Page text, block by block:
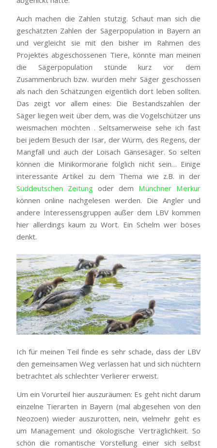
Auch machen die Zahlen stutzig. Schaut man sich die
geschätzten Zahlen der Sägerpopulation in Bayern an
und vergleicht sie mit den bisher im Rahmen des
Projektes abgeschossenen Tiere, könnte man meinen
die Sägerpopulation stünde kurz vor dem
Zusammenbruch bzw. wurden mehr Säger geschossen
als nach den Schätzungen eigentlich dort leben sollten.
Das zeigt vor allem eines: Die Bestandszahlen der
Säger liegen weit über dem, was die Vogelschützer uns
weismachen möchten . Seltsamerweise sehe ich fast
bei jedem Besuch der Isar, der Würm, des Regens, der
Mangfall und auch der Loisach Gänsesäger. So selten
können die Minikormorane folglich nicht sein… Einige
interessante Artikel zu dem Thema wie z.B. in der
Süddeutschen Zeitungoder dem Münchner Merkur
können online nachgelesen werden. Die Angler und
andere Interessensgruppen außer dem LBV kommen
hier allerdings kaum zu Wort. Ein Schelm wer böses
denkt.
Ich für meinen Teil finde es sehr schade, dass der LBV
den gemeinsamen Weg verlassen hat und sich nüchtern
betrachtet als schlechter Verlierer erweist.
Um ein Vorurteil hier auszuräumen: Es geht nicht darum
einzelne Tierarten in Bayern (mal abgesehen von den
Neozoen) wieder auszurotten, nein, vielmehr geht es
um Management und ökologische Verträglichkeit. So
schön die romantische Vorstellung einer sich selbst